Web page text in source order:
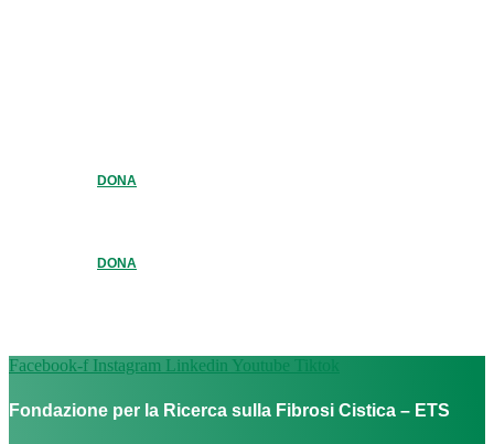
DONA
DONA
Facebook-f Instagram Linkedin Youtube Tiktok
Fondazione per la Ricerca sulla Fibrosi Cistica – ETS